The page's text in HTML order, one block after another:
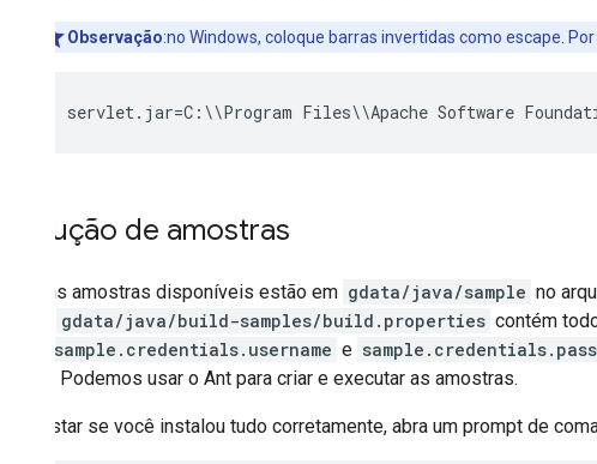
Observação:no Windows, coloque barras invertidas como escape.
servlet.jar=C:\\Program Files\\Apache Software
Execução de amostras
Todas as amostras disponíveis estão em gdata/java/sample no
gdata/java/build-samples/build.properties contém
sample.credentials.username e
válidos. Podemos usar o Ant para criar e executar as amostras.
Para testar se você instalou tudo corretamente, abra um prompt de